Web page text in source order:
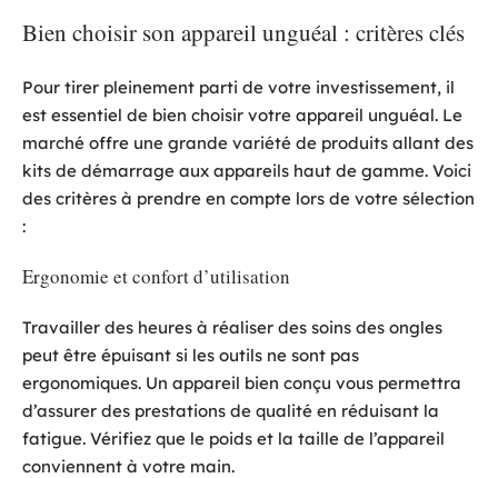
Bien choisir son appareil unguéal : critères clés
Pour tirer pleinement parti de votre investissement, il
est essentiel de bien choisir votre appareil unguéal. Le
marché offre une grande variété de produits allant des
kits de démarrage aux appareils haut de gamme. Voici
des critères à prendre en compte lors de votre sélection
:
Ergonomie et confort d’utilisation
Travailler des heures à réaliser des soins des ongles
peut être épuisant si les outils ne sont pas
ergonomiques. Un appareil bien conçu vous permettra
d’assurer des prestations de qualité en réduisant la
fatigue. Vérifiez que le poids et la taille de l’appareil
conviennent à votre main.